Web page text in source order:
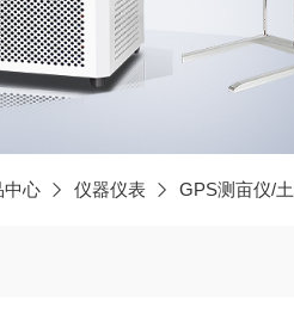
中心 仪器仪表 GPS测亩仪/